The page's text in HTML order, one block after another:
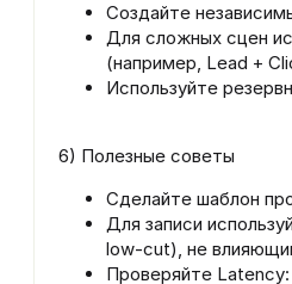
Создайте
Для сложных сцен
(например, Lead +
Используйте
6) Полезные советы
Сделайте шаблон
Для записи
low‑cut), не
Проверяйте